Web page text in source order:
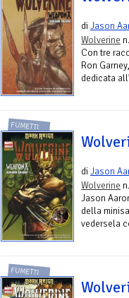
diJason
Wolverine
Con tre
Ron
dedicata
FUMETTI
diJason
Wolverine
Jason
della
vedersela
FUMETTI